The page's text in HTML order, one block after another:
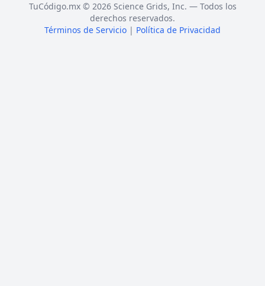
TuCódigo.mx © 2026 Science Grids, Inc. — Todos los
derechos reservados.
Términos de Servicio | Política de Privacidad